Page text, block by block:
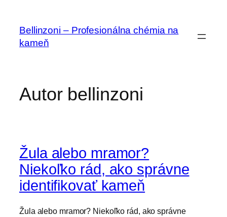
obsahBellinzoni – Profesionálna chémia na
kameň
Autor bellinzoni
Žula alebo mramor?
Niekoľko rád, ako správne
identifikovať kameň
Žula alebo mramor? Niekoľko rád, ako správne